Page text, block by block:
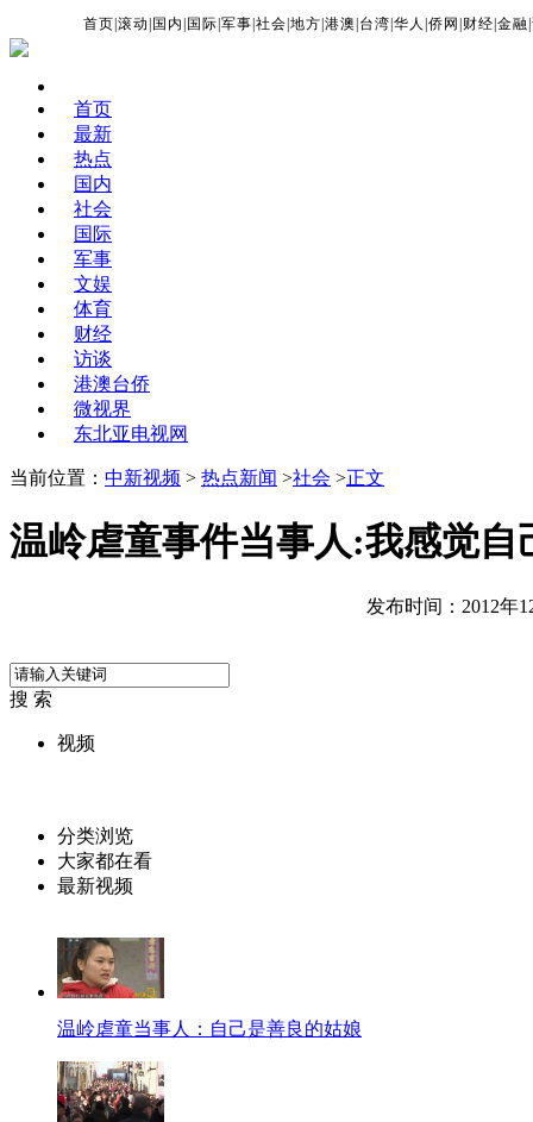
首页 |滚动 国内 国际 |军事 |社会 |地方 |港澳 台湾 |华人 |侨网 财经 |金融 |
首页
最新
热点
国内
社会
国际
军事
文娱
体育
财经
访谈
港澳台侨
微视界
东北亚电视网
当前位置： 中新视频 > 热点新闻 >社会 >正文
温岭虐童事件当事人:我感觉自
发布时间：2012年
搜 索
视频
分类浏览
大家都在看
最新视频
温岭虐童当事人：自己是善良的姑娘